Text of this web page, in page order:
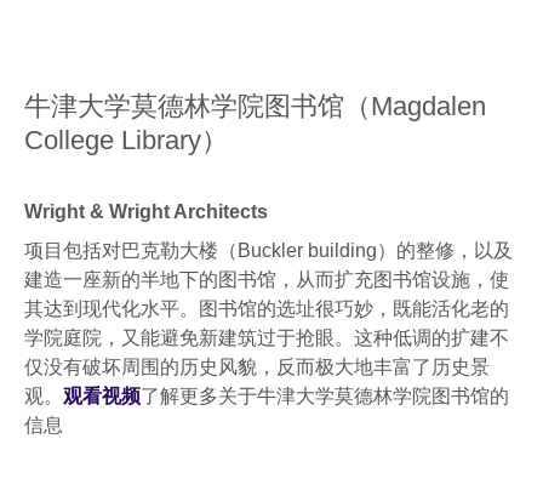
牛津大学莫德林学院图书馆（Magdalen
College Library）
Wright & Wright Architects
项目包括对巴克勒大楼（Buckler building）的整修，以及
建造一座新的半地下的图书馆，从而扩充图书馆设施，使
其达到现代化水平。图书馆的选址很巧妙，既能活化老的
学院庭院，又能避免新建筑过于抢眼。这种低调的扩建不
仅没有破坏周围的历史风貌，反而极大地丰富了历史景
观。 观看视频了解更多关于牛津大学莫德林学院图书馆的
信息